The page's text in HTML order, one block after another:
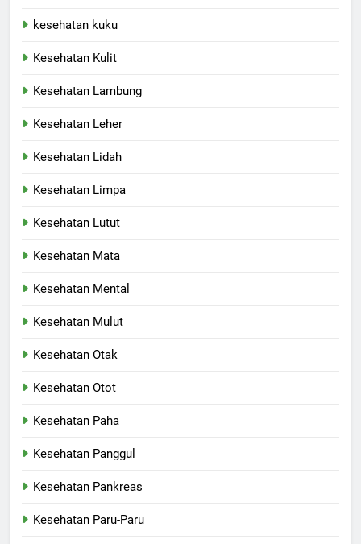
kesehatan kuku
Kesehatan Kulit
Kesehatan Lambung
Kesehatan Leher
Kesehatan Lidah
Kesehatan Limpa
Kesehatan Lutut
Kesehatan Mata
Kesehatan Mental
Kesehatan Mulut
Kesehatan Otak
Kesehatan Otot
Kesehatan Paha
Kesehatan Panggul
Kesehatan Pankreas
Kesehatan Paru-Paru